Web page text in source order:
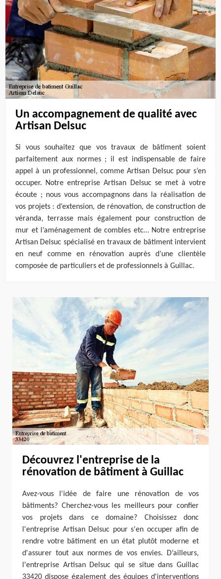
Un accompagnement de qualité avec
Artisan Delsuc
Si vous souhaitez que vos travaux de bâtiment soient
parfaitement aux normes ; il est indispensable de faire
appel à un professionnel, comme Artisan Delsuc pour s’en
occuper. Notre entreprise Artisan Delsuc se met à votre
écoute ; nous vous accompagnons dans la réalisation de
vos projets : d’extension, de rénovation, de construction de
véranda, terrasse mais également pour construction de
mur et l’aménagement de combles etc… Notre entreprise
Artisan Delsuc spécialisé en travaux de bâtiment intervient
en neuf comme en rénovation auprès d’une clientèle
composée de particuliers et de professionnels à Guillac.
Découvrez l'entreprise de la
rénovation de bâtiment à Guillac
Avez-vous l'idée de faire une rénovation de vos
bâtiments? Cherchez-vous les meilleurs pour confier
vos projets dans ce domaine? Choisissez donc
l'entreprise Artisan Delsuc pour s'en occuper afin de
rendre votre bâtiment en un état plutôt moderne et
d'assurer tout aux normes de vos envies. D’ailleurs,
l'entreprise Artisan Delsuc qui se situe dans Guillac
33420 dispose également des équipes d'interventions